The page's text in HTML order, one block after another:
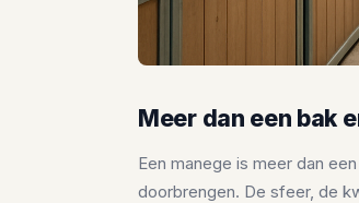
Meer dan een bak
Een manege is meer dan
doorbrengen. De sfeer, de